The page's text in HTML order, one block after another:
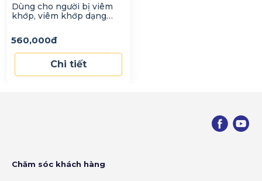
Dùng cho người bị viêm
khớp, viêm khớp dạng
thoái hóa cột sống, tê bại
chân tay.
560,000đ
Chi tiết
Chăm sóc khách hàng